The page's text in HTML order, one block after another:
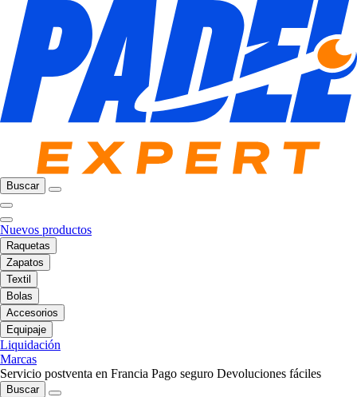
Buscar
Nuevos productos
Raquetas
Zapatos
Textil
Bolas
Accesorios
Equipaje
Liquidación
Marcas
Servicio postventa en Francia Pago seguro Devoluciones fáciles
Buscar